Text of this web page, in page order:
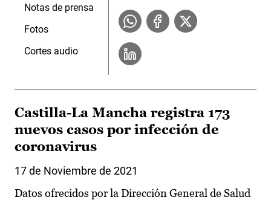
Notas de prensa
Fotos
Cortes audio
Castilla-La Mancha registra 173
nuevos casos por infección de
coronavirus
17 de Noviembre de 2021
Datos ofrecidos por la Dirección General de Salud